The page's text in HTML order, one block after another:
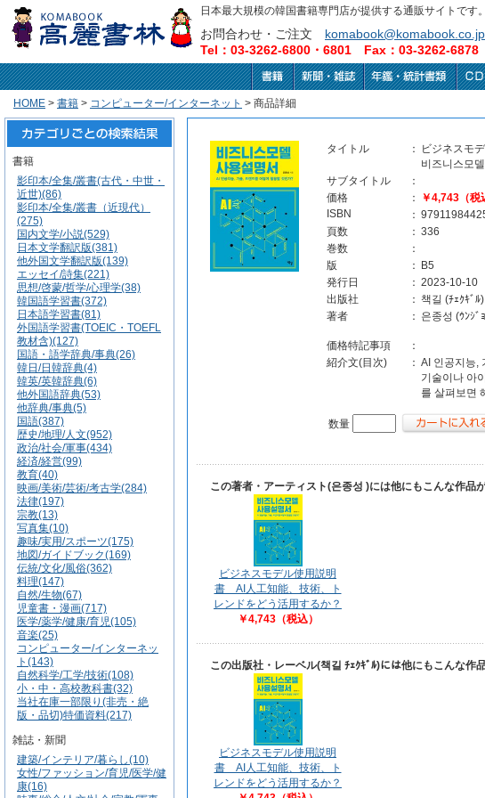
日本最大規模の韓国書籍専門店が提供する通販サイトで
お問合わせ・ご注文 komabook@komabook.co.jp
Tel：03-3262-6800・6801 Fax：03-3262-6878
HOME > 書籍 > コンピューター/インターネット > 商品詳細
書籍
影印本/全集/叢書(古代・中世・
近世)(86)
影印本/全集/叢書（近現代）
(275)
国内文学/小説(529)
日本文学翻訳版(381)
他外国文学翻訳版(139)
エッセイ/詩集(221)
思想/啓蒙/哲学/心理学(38)
韓国語学習書(372)
日本語学習書(81)
外国語学習書(TOEIC・TOEFL
教材含)(127)
国語・語学辞典/事典(26)
韓日/日韓辞典(4)
韓英/英韓辞典(6)
他外国語辞典(53)
他辞典/事典(5)
国語(387)
歴史/地理/人文(952)
政治/社会/軍事(434)
経済/経営(99)
教育(40)
映画/美術/芸術/考古学(284)
法律(197)
宗教(13)
写真集(10)
趣味/実用/スポーツ(175)
地図/ガイドブック(169)
伝統/文化/風俗(362)
料理(147)
自然/生物(67)
児童書・漫画(717)
医学/薬学/健康/育児(105)
音楽(25)
コンピューター/インターネッ
ト(143)
自然科学/工学/技術(108)
小・中・高校教科書(32)
当社在庫一部限り(非売・絶
版・品切)特価資料(217)
雑誌・新聞
建築/インテリア/暮らし(10)
女性/ファッション/育児/医学/健
康(16)
タイトル ：
ビジネスモ
비즈니스모
サブタイトル
：
価格
：
￥4,743（税
ISBN
：
頁数
： 336
巻数
：
版
：
B5
発行日
： 2023-10-10
出版社
： 책길 (ﾁｪｸｷﾞﾙ)
著者
： 은종성 (ｳﾝｼﾞ
価格特記事項
：
紹介文(目次)
： AI 인공지능,
기술이나 아
를 살펴보면
数量
この著者・アーティスト(은종성 )には他にもこんな作品が
ビジネスモデル使用説明
書 AI人工知能、技術、ト
レンドをどう活用するか？
￥4,743（税込）
この出版社・レーベル(책길 ﾁｪｸｷﾞﾙ)には他にもこんな作
ビジネスモデル使用説明
書 AI人工知能、技術、ト
レンドをどう活用するか？